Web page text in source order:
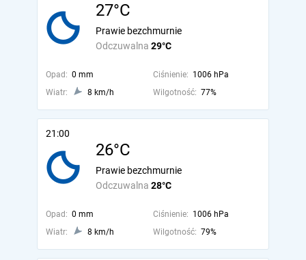
27°C
Odczuwalna 29°C
Prawie bezchmurnie
Opad: 0 mm Ciśnienie: 1006 hPa
Wiatr:
8 km/h Wilgotność: 77%
21:00
26°C
Odczuwalna 28°C
Prawie bezchmurnie
Opad: 0 mm Ciśnienie: 1006 hPa
Wiatr:
8 km/h Wilgotność: 79%